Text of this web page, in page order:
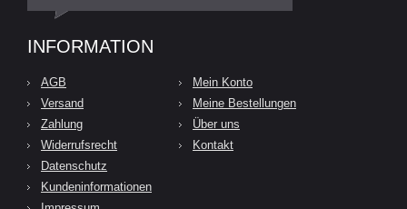
INFORMATION
AGB
Versand
Zahlung
Widerrufsrecht
Datenschutz
Kundeninformationen
Mein Konto
Meine Bestellungen
Über uns
Kontakt